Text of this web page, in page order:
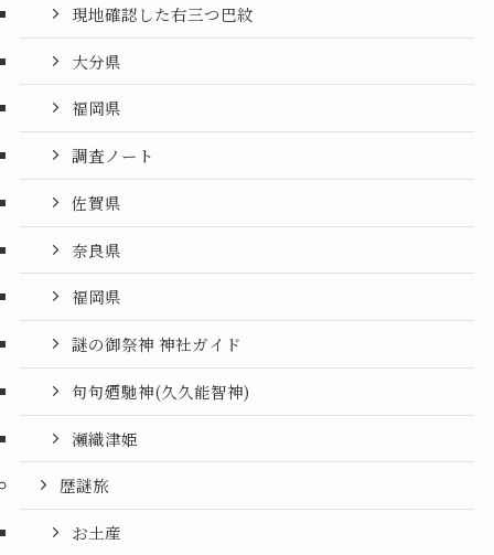
現地確認した右三つ巴紋
大分県
福岡県
調査ノート
佐賀県
奈良県
福岡県
謎の御祭神 神社ガイド
句句廼馳神(久久能智神)
瀬織津姫
歴謎旅
お土産